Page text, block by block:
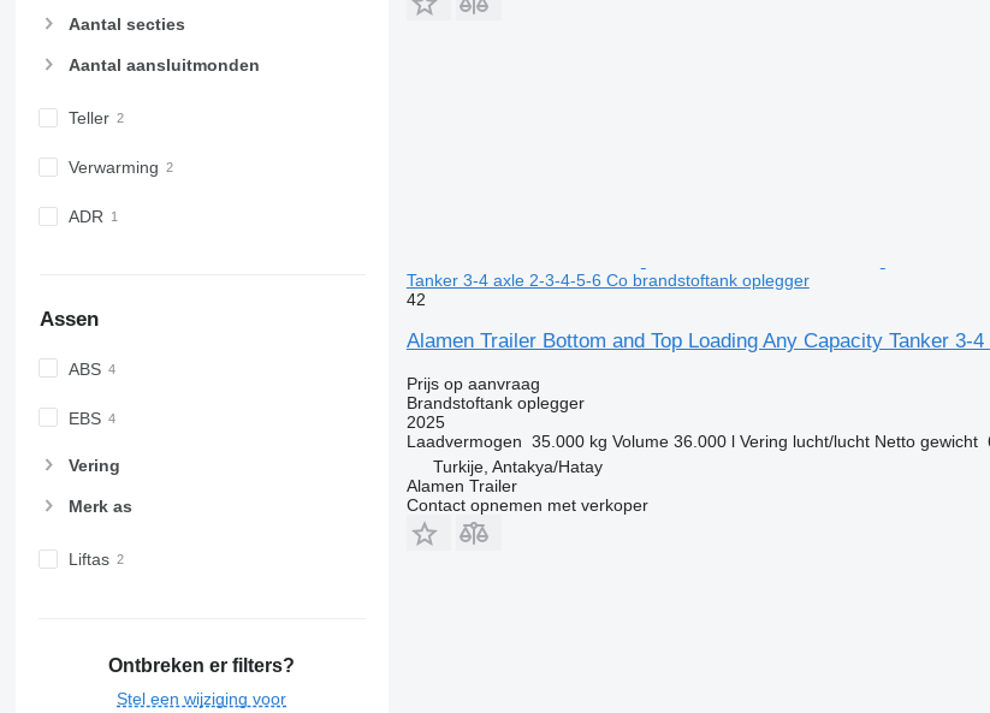
Aantal secties
Aantal aansluitmonden
Teller
Verwarming
ADR
Assen
ABS
EBS
Vering
Merk as
Liftas
Ontbreken er filters?
Stel een wijziging voor
Tanker 3-4 axle 2-3-4-5-6 Co brandstoftank oplegger
42
Alamen Trailer Bottom and Top Loading Any Capacity Tanker 3-
Prijs op aanvraag
Brandstoftank oplegger
2025
Laadvermogen 35.000 kg Volume 36.000 l Vering lucht/lucht Netto gewicht
Turkije, Antakya/Hatay
Alamen Trailer
Contact opnemen met verkoper